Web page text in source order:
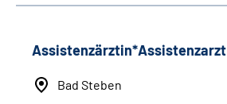
Assistenzärztin*Assistenzarzt
Bad Steben